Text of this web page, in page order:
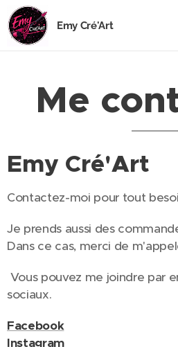
Emy Cré'Art
Me
Emy Cré'Art
Contactez-moi pour tout
Je prends aussi des
Dans ce cas, merci de
Vous pouvez me joindre par
sociaux.
Facebook
Instagram